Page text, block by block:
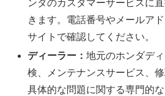
ンダのカスタマーサービスに
きます。電話番号やメールア
サイトで確認してください。
ディーラー：地元のホンダデ
検、メンテナンスサービス、修
具体的な問題に関する専門的